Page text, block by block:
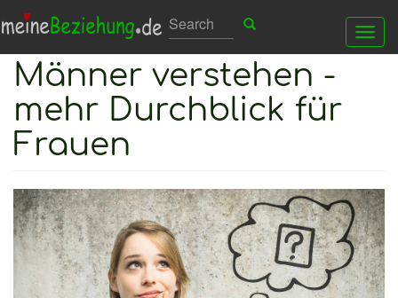
Direkt
Inhalt
Suchen
Search Search
Männer verstehen -
mehr Durchblick für
Frauen